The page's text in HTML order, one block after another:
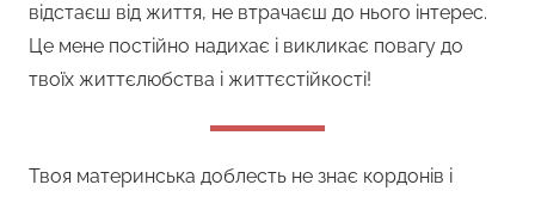
відстаєш від життя, не втрачаєш до нього інтерес.
Це мене постійно надихає і викликає повагу до
твоїх життєлюбства і життєстійкості!
Твоя материнська доблесть не знає кордонів і